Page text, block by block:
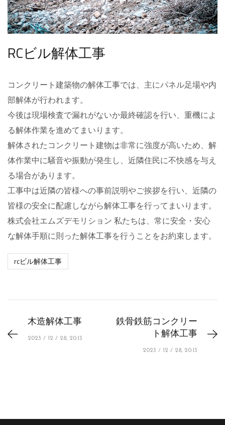
RCビル解体工事
コンクリート建築物の解体工事では、主にパネル足場や内​​
部解体が行われます。
今後は現場検査で漏れがないか最終確認を行い、重機によ
る解体作業を進めてまいります。
解体されたコンクリート建物は非常に強度が高いため、解
体作業中に騒音や振動が発生し、近隣住民に不快感を与え
る場合があります。
工事中は近隣の皆様への事前説明やご挨拶を行い、近隣の
皆様の安全に配慮しながら解体工事を行ってまいります。
株式会社エムズデモリション 私たちは、常に安全・安心
な解体手順に則った解体工事を行うことをお約束します。
rcビル解体工事
木造解体工事
2023 / 12 / 28, 20:13
⁠鉄骨鉄筋コンクリー
ト解体工事
2023 / 12 / 28, 20:13